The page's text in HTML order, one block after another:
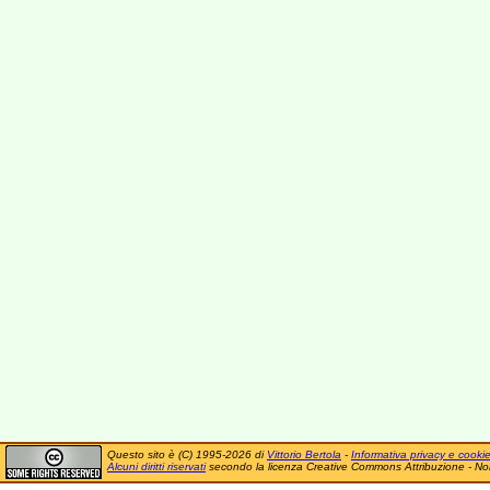
Questo sito è (C) 1995-2026 di Vittorio Bertola - Informativa privacy e cookie
Alcuni diritti riservatisecondo la licenza Creative Commons Attribuzione -